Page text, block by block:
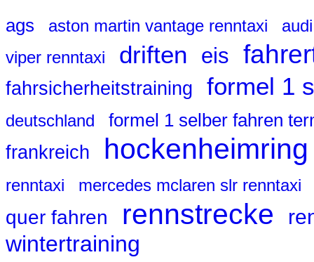
ags aston martin vantage renntaxi
viper renntaxi
driften eis
fahrsicherheitstraining formel 1
deutschland formel 1 selber fahren
frankreich hockenheimring
renntaxi mercedes mclaren slr renntaxi
quer fahren rennstrecke
wintertraining